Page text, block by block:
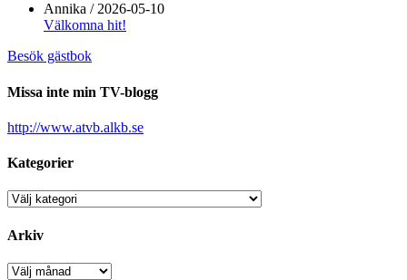
Annika / 2026-05-10
Välkomna hit!
Besök gästbok
Missa inte min TV-blogg
http://www.atvb.alkb.se
Kategorier
Kategorier
Arkiv
Arkiv